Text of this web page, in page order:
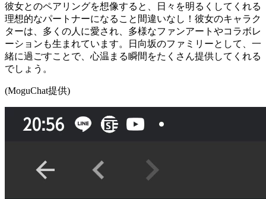
彼女とのペアリングを想像すると、日々を明るくしてくれる
理想的なパートナーになること間違いなし！彼女のキャラク
ターは、多くの人に愛され、多様なファンアートやコラボレ
ーションも生まれています。日向坂のファミリーとして、一
緒に過ごすことで、心温まる瞬間をたくさん提供してくれる
でしょう。
(MoguChat提供)